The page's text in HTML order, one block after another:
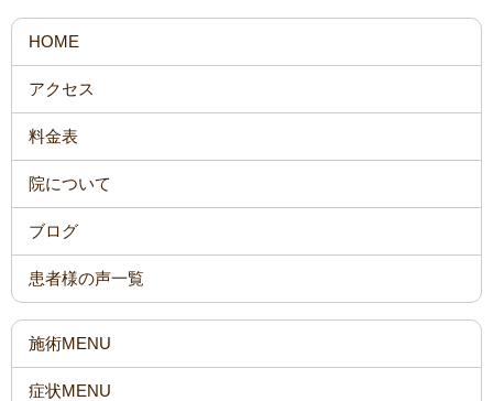
HOME
アクセス
料金表
院について
ブログ
患者様の声一覧
施術MENU
症状MENU